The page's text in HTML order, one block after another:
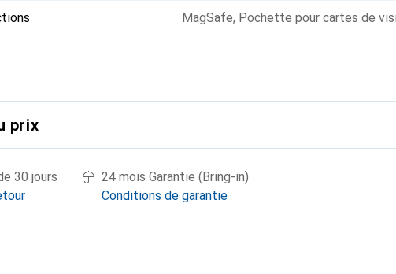
MagSafe, Pochette pour cartes de
prix
30 jours
24 mois Garantie (Bring-in)
Conditions de garantie